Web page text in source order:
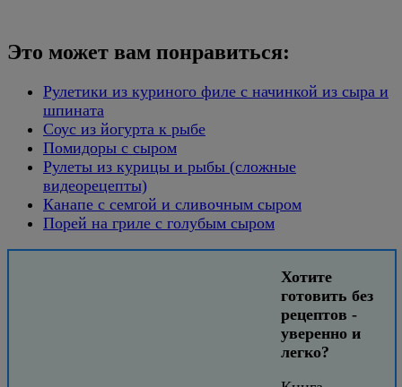
Это может вам понравиться:
Рулетики из куриного филе с начинкой из сыра и
шпината
Соус из йогурта к рыбе
Помидоры с сыром
Рулеты из курицы и рыбы (сложные
видеорецепты)
Канапе с семгой и сливочным сыром
Порей на гриле с голубым сыром
Хотите
готовить без
рецептов -
уверенно и
легко?